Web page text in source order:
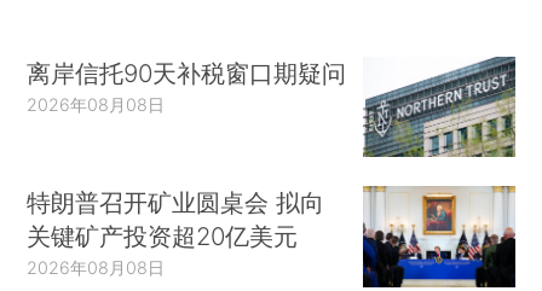
离岸信托90天补税窗口期疑问
2026年08月08日
特朗普召开矿业圆桌会 拟向
关键矿产投资超20亿美元
2026年08月08日